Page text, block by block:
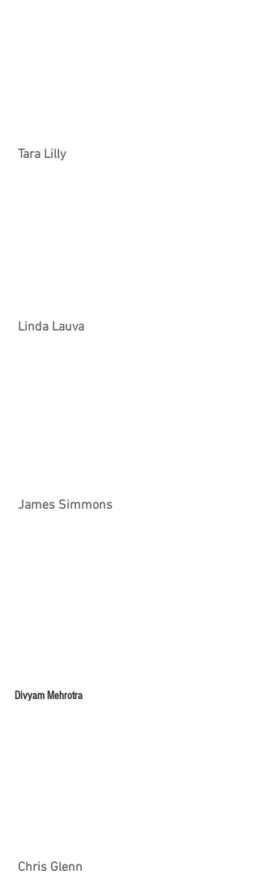
Tara Lilly
Linda Lauva
James Simmons
Divyam Mehrotra
Chris Glenn